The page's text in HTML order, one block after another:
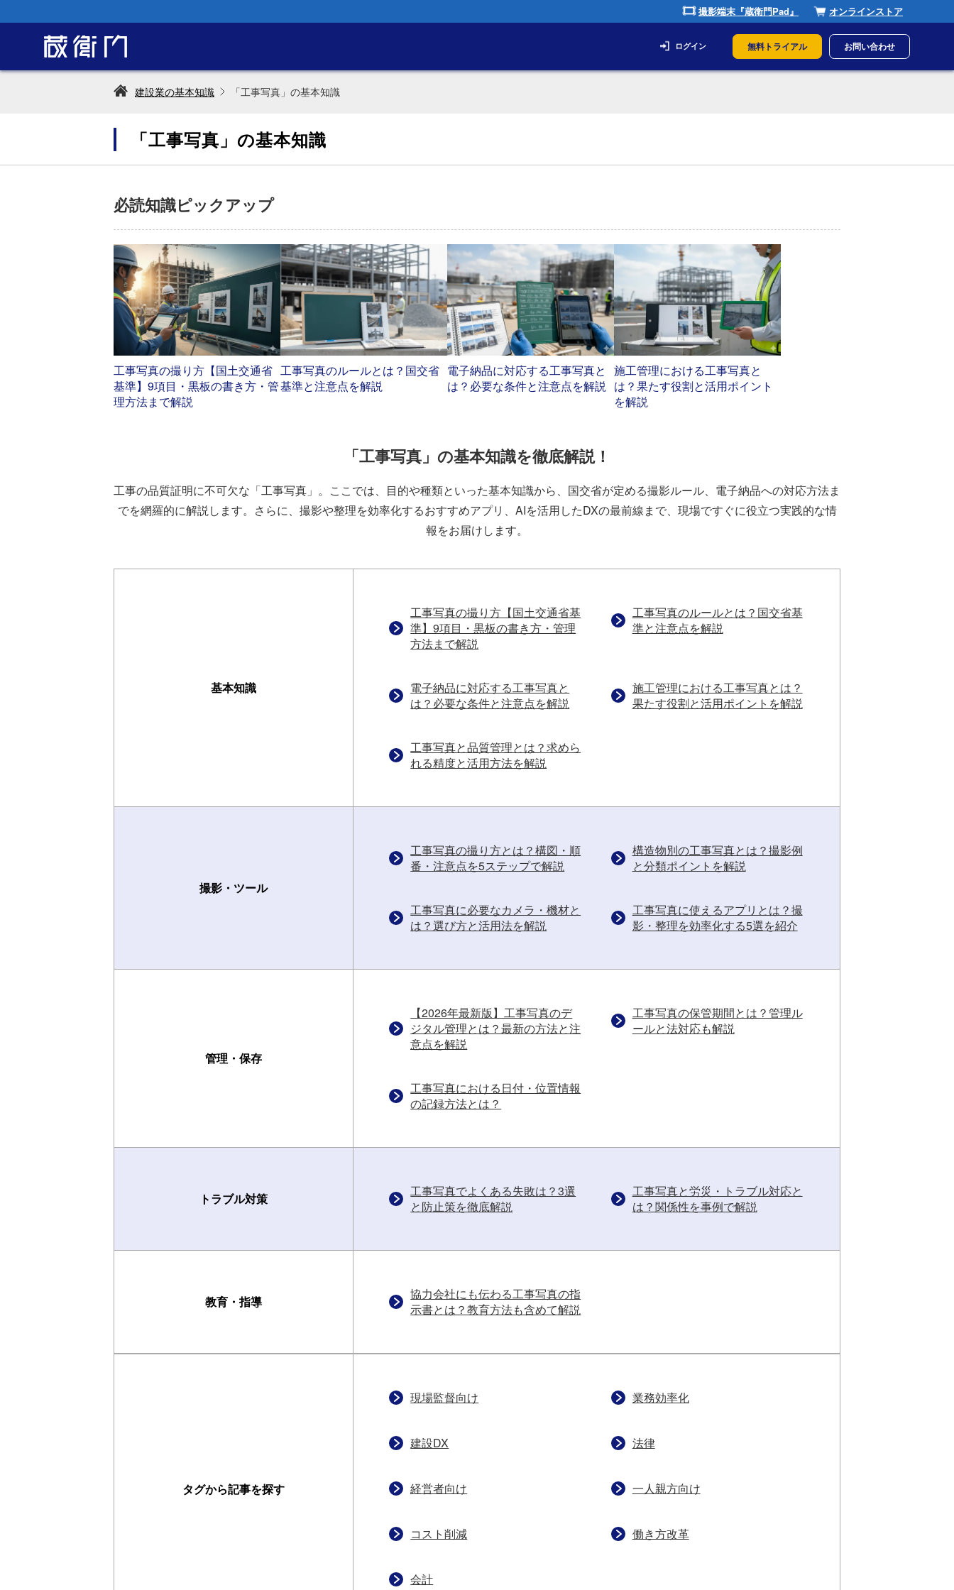
撮影端末『蔵衛門Pad』 オンラインストア
ログイン 無料トライアル お問い合わせ
建設業の基本知識 「工事写真」の基本知識
「工事写真」の基本知識
必読知識ピックアップ
工事写真の撮り方【国土交通省
基準】9項目・黒板の書き方・管
理方法まで解説
工事写真のルールとは？国交省
基準と注意点を解説
電子納品に対応する工事写真と
は？必要な条件と注意点を解説
施工管理における工事写真と
は？果たす役割と活用ポイント
を解説
「工事写真」の基本知識を徹底解説！
工事の品質証明に不可欠な「工事写真」。ここでは、目的や種類といった基本知識から、国交省が定める撮影ルール、電子納品への対応方法ま
でを網羅的に解説します。さらに、撮影や整理を効率化するおすすめアプリ、AIを活用したDXの最前線まで、現場ですぐに役立つ実践的な情
報をお届けします。
基本知識
工事写真の撮り方【国土交通省基
準】9項目・黒板の書き方・管理
方法まで解説
工事写真のルールとは？国交省基
準と注意点を解説
電子納品に対応する工事写真と
は？必要な条件と注意点を解説
施工管理における工事写真とは？
果たす役割と活用ポイントを解説
工事写真と品質管理とは？求めら
れる精度と活用方法を解説
撮影・ツール
工事写真の撮り方とは？構図・順
番・注意点を5ステップで解説
構造物別の工事写真とは？撮影例
と分類ポイントを解説
工事写真に必要なカメラ・機材と
は？選び方と活用法を解説
工事写真に使えるアプリとは？撮
影・整理を効率化する5選を紹介
管理・保存
【2026年最新版】工事写真のデ
ジタル管理とは？最新の方法と注
意点を解説
工事写真の保管期間とは？管理ル
ールと法対応も解説
工事写真における日付・位置情報
の記録方法とは？
トラブル対策
工事写真でよくある失敗は？3選
と防止策を徹底解説
工事写真と労災・トラブル対応と
は？関係性を事例で解説
教育・指導
協力会社にも伝わる工事写真の指
示書とは？教育方法も含めて解説
タグから記事を探す
現場監督向け 業務効率化
建設DX 法律
経営者向け 一人親方向け
コスト削減 働き方改革
会計